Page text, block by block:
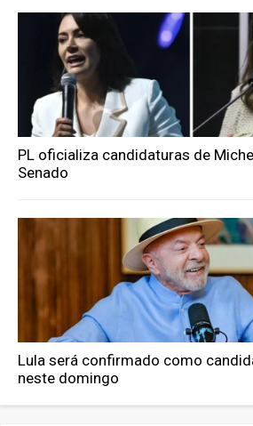
PL oficializa candidaturas de
Senado
Lula será confirmado como
neste domingo